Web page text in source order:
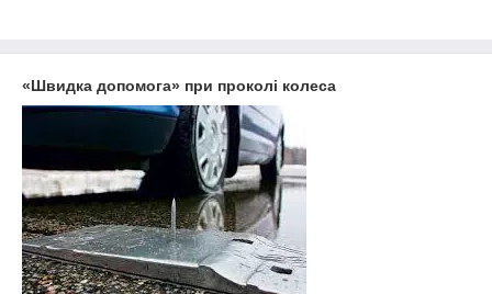
«Швидка допомога» при проколі колеса